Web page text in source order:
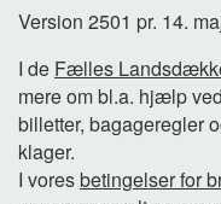
Version 2501 pr. 14.
I de Fælles
mere om bl.a. hjælp
billetter, bagageregler
klager.
I voresbetingelser for